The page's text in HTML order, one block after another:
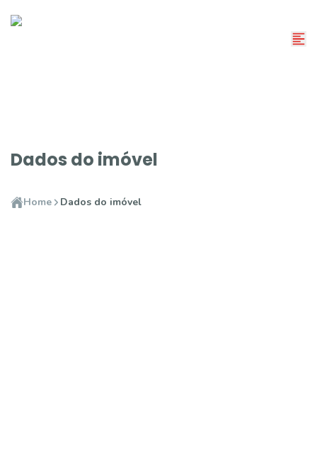
Dados do imóvel
Home Dados do imóvel